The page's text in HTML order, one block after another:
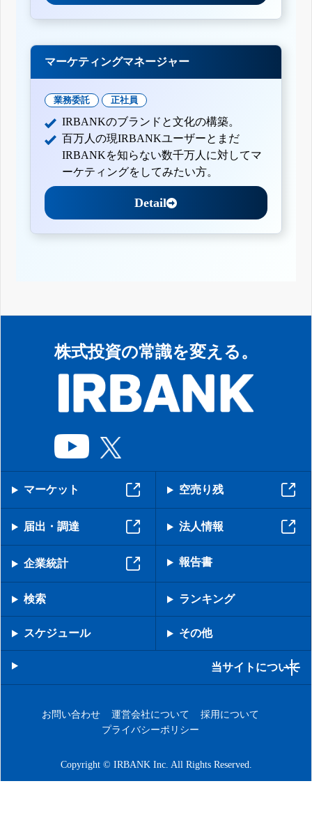
マーケティングマネージャー
業務委託 正社員
IRBANKのブランドと文化の構築。
百万人の現IRBANKユーザーとまだ
IRBANKを知らない数千万人に対してマ
ーケティングをしてみたい方。
Detail
株式投資の常識を変える。
マーケット 空売り残
届出・調達 法人情報
企業統計 報告書
検索 ランキング
スケジュール その他
当サイトについて
お問い合わせ 運営会社について
採用について
プライバシーポリシー
Copyright © IRBANK Inc. All Rights Reserved.